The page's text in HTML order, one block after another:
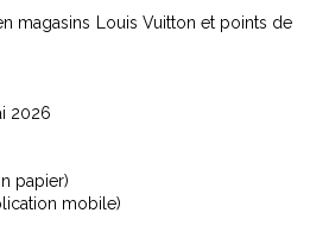
magasins Louis Vuitton et points de
2026
papier)
mobile)